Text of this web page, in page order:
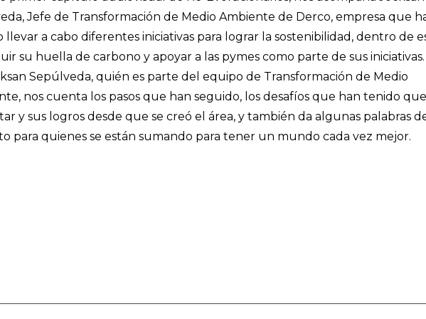
Jefe de Transformación de Medio Ambiente de Derco, empresa que
llevar a cabo diferentes iniciativas para lograr la sostenibilidad, dentro de
su huella de carbono y apoyar a las pymes como parte de sus iniciativas.
Sepúlveda, quién es parte del equipo de Transformación de Medio
nos cuenta los pasos que han seguido, los desafíos que han tenido que
y sus logros desde que se creó el área, y también da algunas palabras
para quienes se están sumando para tener un mundo cada vez mejor.